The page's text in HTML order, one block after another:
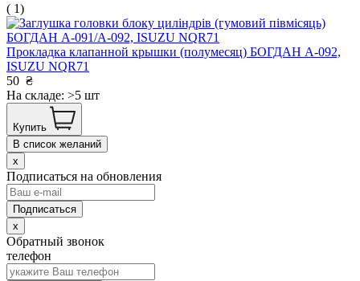
( 1)
Прокладка клапанной крышки (полумесяц) БОГДАН А-092,
ISUZU NQR71
50 ₴
На складе: >5 шт
Купить
В список желаний
x
Подписаться на обновления
x
Обратный звонок
телефон